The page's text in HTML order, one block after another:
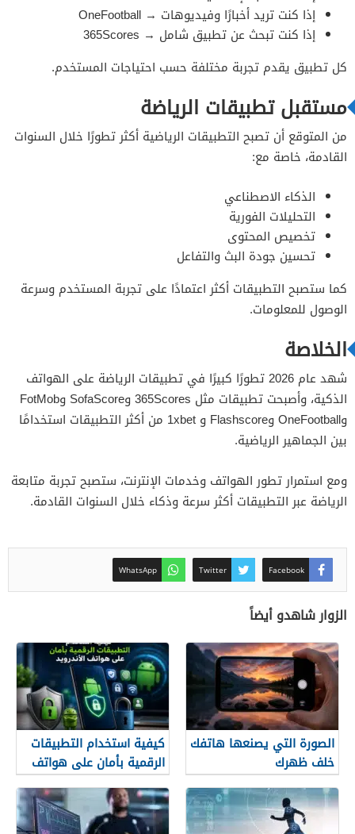
إذا كنت تريد أخبارًا وفيديوهات → OneFootball
إذا كنت تبحث عن تطبيق شامل → 365Scores
كل تطبيق يقدم تجربة مختلفة حسب احتياجات المستخدم.
مستقبل تطبيقات الرياضة
من المتوقع أن تصبح التطبيقات الرياضية أكثر تطورًا خلال السنوات
القادمة، خاصة مع:
الذكاء الاصطناعي
التحليلات الفورية
تخصيص المحتوى
تحسين جودة البث والتفاعل
كما ستصبح التطبيقات أكثر اعتمادًا على تجربة المستخدم وسرعة
الوصول للمعلومات.
الخلاصة
شهد عام 2026 تطورًا كبيرًا في تطبيقات الرياضة على الهواتف
الذكية، وأصبحت تطبيقات مثل 365Scores وSofaScore وFotMob
وOneFootball وFlashscore و 1xbet من أكثر التطبيقات استخدامًا
بين الجماهير الرياضية.
ومع استمرار تطور الهواتف وخدمات الإنترنت، ستصبح تجربة متابعة
الرياضة عبر التطبيقات أكثر سرعة وذكاء خلال السنوات القادمة.
Facebook
Twitter
WhatsApp
الزوار شاهدو أيضاً
الصورة التي يصنعها هاتفك
خلف ظهرك
كيفية استخدام التطبيقات
الرقمية بأمان على هواتف
الأندرويد